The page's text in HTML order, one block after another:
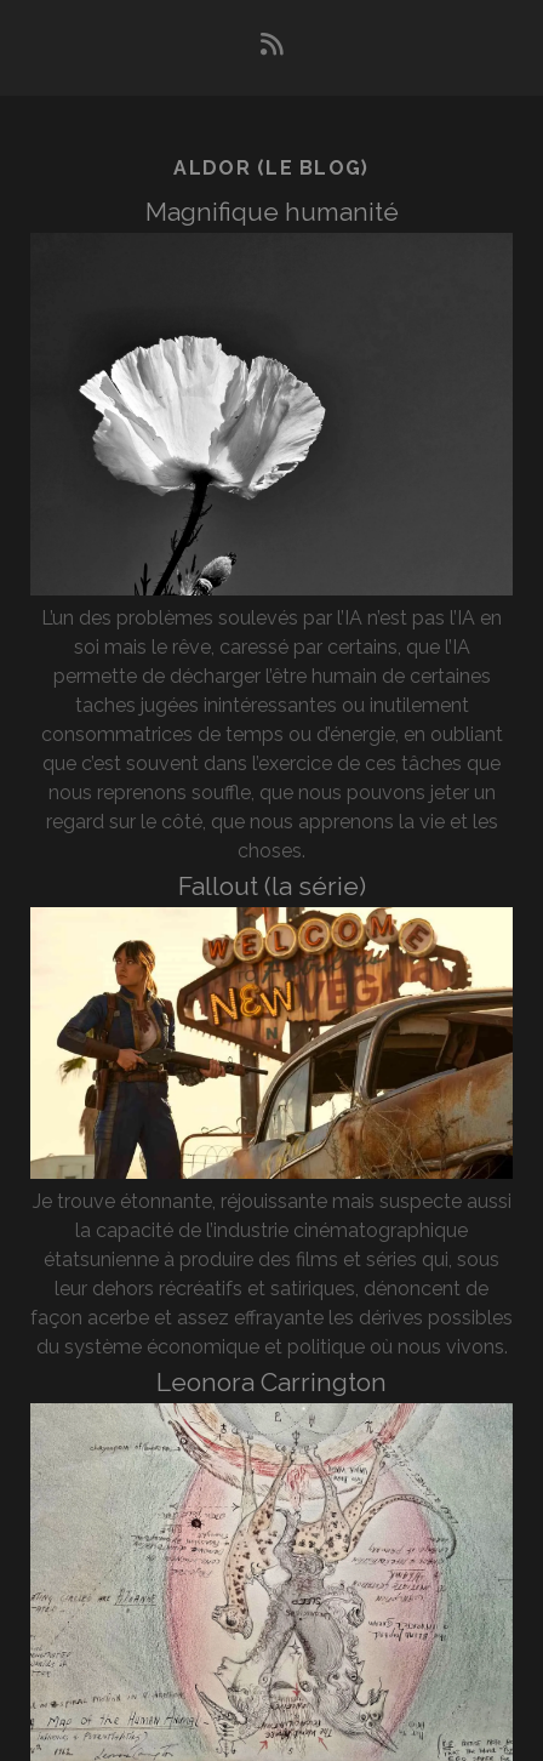
rss
ALDOR (LE BLOG)
Magnifique humanité
L’un des problèmes soulevés par l’IA n’est pas l’IA en
soi mais le rêve, caressé par certains, que l’IA
permette de décharger l’être humain de certaines
taches jugées inintéressantes ou inutilement
consommatrices de temps ou d’énergie, en oubliant
que c’est souvent dans l’exercice de ces tâches que
nous reprenons souffle, que nous pouvons jeter un
regard sur le côté, que nous apprenons la vie et les
choses.
Fallout (la série)
Je trouve étonnante, réjouissante mais suspecte aussi
la capacité de l’industrie cinématographique
étatsunienne à produire des films et séries qui, sous
leur dehors récréatifs et satiriques, dénoncent de
façon acerbe et assez effrayante les dérives possibles
du système économique et politique où nous vivons.
Leonora Carrington